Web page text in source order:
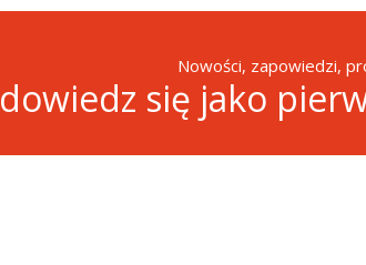
Nowości, zapowiedzi,
dowiedz się jako